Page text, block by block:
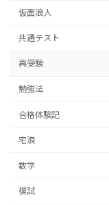
仮面浪人
共通テスト
再受験
勉強法
合格体験記
宅浪
数学
模試